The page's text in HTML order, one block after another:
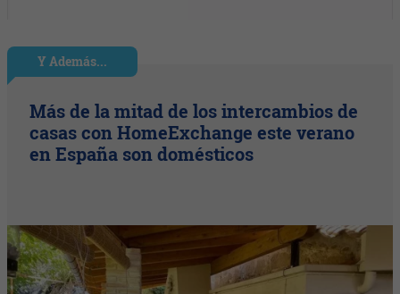
Y Además...
Más de la mitad de los intercambios de
casas con HomeExchange este verano
en España son domésticos